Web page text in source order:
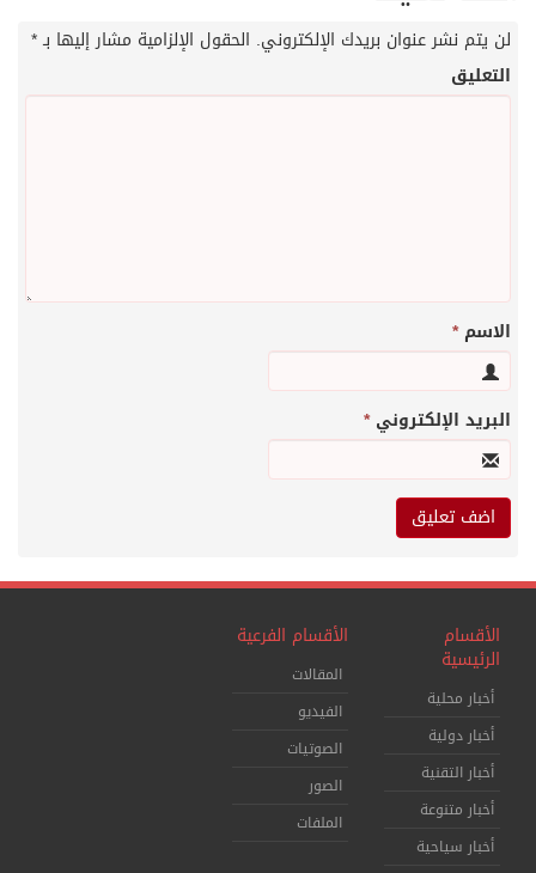
لن يتم نشر عنوان بريدك الإلكتروني. الحقول الإلزامية مشار إليها بـ*
التعليق
الاسم*
البريد الإلكتروني*
الأقسام
الرئيسية
أخبار محلية
أخبار دولية
أخبار التقنية
أخبار متنوعة
أخبار سياحية
الأقسام الفرعية
المقالات
الفيديو
الصوتيات
الصور
الملفات